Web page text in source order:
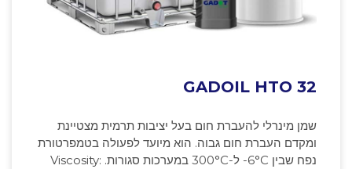
GADOIL HTO 32
שמן מינרלי להעברת חום בעל יציבות תרמית מצטיינת
ומקדם העברת חום גבוה. הוא מיועד לפעולה בטמפרטורת
נפח שבין ‎-6°C ל-300°C במערכות סגורות. Viscosity: